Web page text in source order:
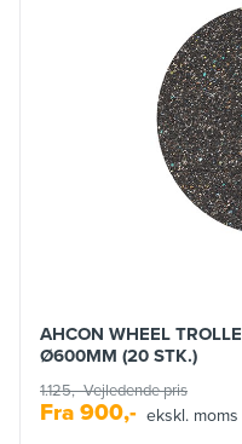
AHCON WHEEL
Ø600MM (20 STK.)
1.125,-Vejledende pris
Fra 900,- ekskl. moms